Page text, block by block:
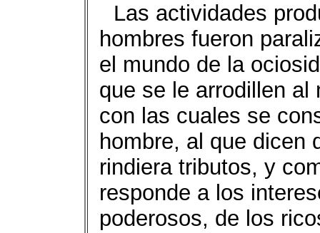
Las actividades
hombres fueron
el mundo de la
que se le arrodillen
con las cuales se
hombre, al que dicen
rindiera tributos, y
responde a los
poderosos, de los